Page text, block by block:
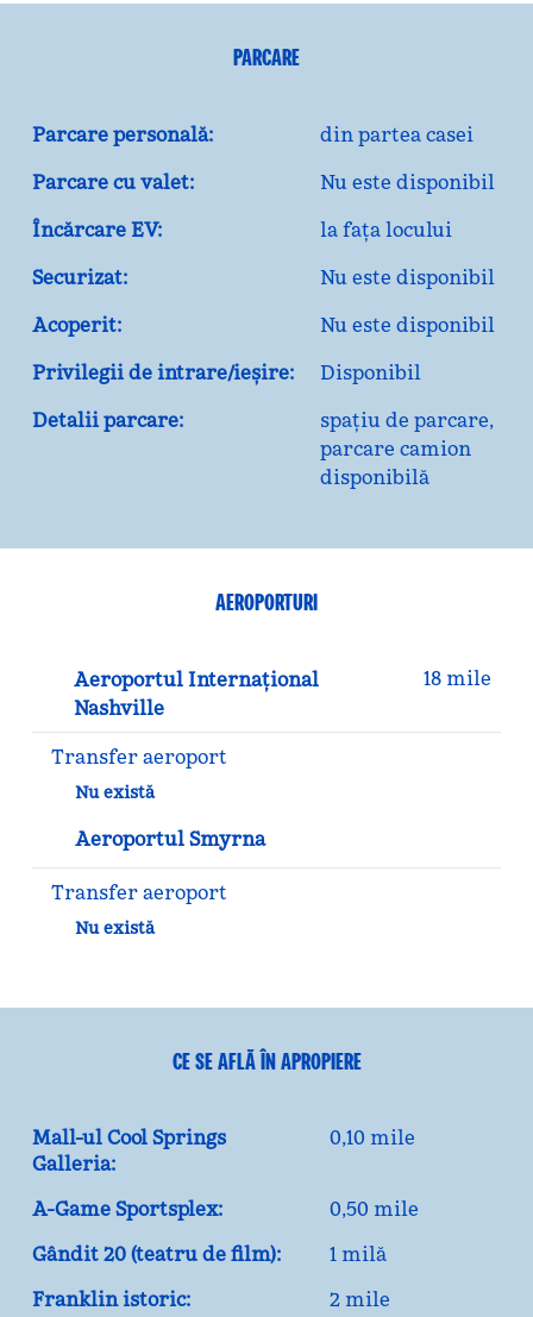
PARCARE
Parcare personală:
din partea casei
Parcare cu valet:
Nu este disponibil
Încărcare EV:
la fața locului
Securizat:
Nu este disponibil
Acoperit:
Nu este disponibil
Privilegii de intrare/ieșire:
Disponibil
Detalii parcare:
spațiu de parcare,
parcare camion
disponibilă
AEROPORTURI
Aeroportul Internațional
Nashville
18 mile
Transfer aeroport
Nu există
Aeroportul Smyrna
Transfer aeroport
Nu există
CE SE AFLĂ ÎN APROPIERE
Mall-ul Cool Springs
Galleria:
0,10 mile
A-Game Sportsplex:
0,50 mile
Gândit 20 (teatru de film):
1 milă
Franklin istoric:
2 mile